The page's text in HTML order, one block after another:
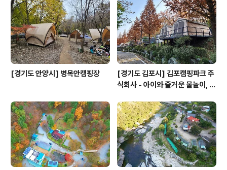
[경기도 안양시] 병목안캠핑장
[경기도 김포시] 김포캠핑파크 주
식회사 - 아이와 즐거운 물놀이, 저
교 프리미엄 캠핑장